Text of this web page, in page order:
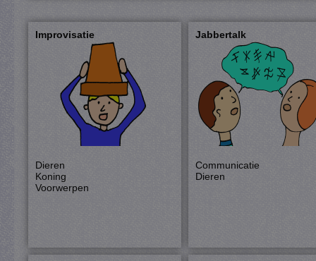
Improvisatie
Dieren
Koning
Voorwerpen
Jabbertalk
Communicatie
Dieren